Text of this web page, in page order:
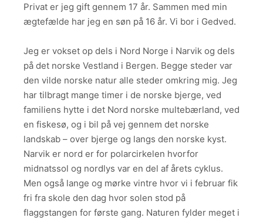
Privat er jeg gift gennem 17 år. Sammen med min
ægtefælde har jeg en søn på 16 år. Vi bor i Gedved.
Jeg er vokset op dels i Nord Norge i Narvik og dels
på det norske Vestland i Bergen. Begge steder var
den vilde norske natur alle steder omkring mig. Jeg
har tilbragt mange timer i de norske bjerge, ved
familiens hytte i det Nord norske multebærland, ved
en fiskesø, og i bil på vej gennem det norske
landskab – over bjerge og langs den norske kyst.
Narvik er nord er for polarcirkelen hvorfor
midnatssol og nordlys var en del af årets cyklus.
Men også lange og mørke vintre hvor vi i februar fik
fri fra skole den dag hvor solen stod på
flaggstangen for første gang. Naturen fylder meget i